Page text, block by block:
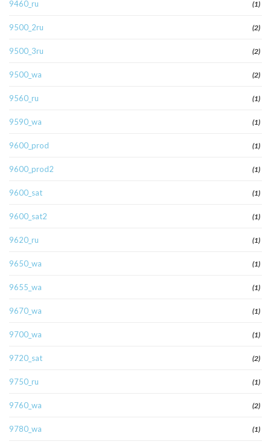
9460_ru (1)
9500_2ru (2)
9500_3ru (2)
9500_wa (2)
9560_ru (1)
9590_wa (1)
9600_prod (1)
9600_prod2 (1)
9600_sat (1)
9600_sat2 (1)
9620_ru (1)
9650_wa (1)
9655_wa (1)
9670_wa (1)
9700_wa (1)
9720_sat (2)
9750_ru (1)
9760_wa (2)
9780_wa (1)